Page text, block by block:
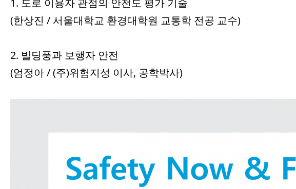
1. 도로 이용자 관점의 안전도 평가 기술
(한상진 / 서울대학교 환경대학원 교통학 전공 교수)
2. 빌딩풍과 보행자 안전
(엄정아 / (주)위험지성 이사, 공학박사)